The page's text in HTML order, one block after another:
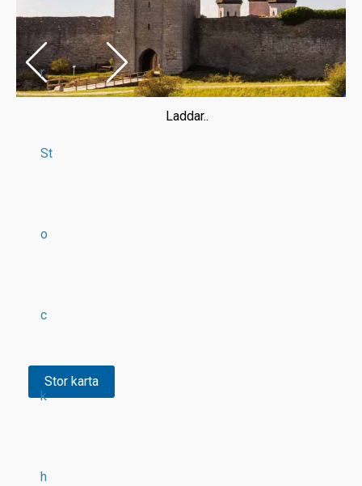
r
St
o
c
k
h
Laddar..
Stor karta